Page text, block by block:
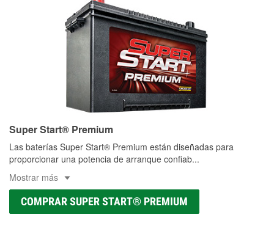
Super Start® Premium
Las baterías Super Start® Premium están diseñadas para
proporcionar una potencia de arranque confiab...
Mostrar más
COMPRAR SUPER START® PREMIUM